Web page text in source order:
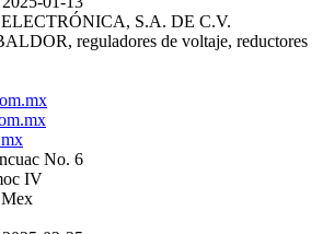
S.A. DE C.V.
reguladores de voltaje, reductores
No. 6
IV